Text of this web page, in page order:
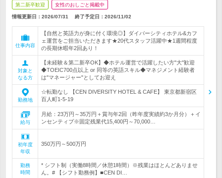
第二新卒歓迎 女性のおしごと掲載中
情報更新日：2026/07/31 終了予定日： 2026/11/02
仕事内容
【自然と英語力が身に付く環境◎】ダイバーシティホテル&カフ
ェ運営をご担当いただきます★20代スタッフ活躍中★1週間程度
の長期休暇年2回あり！
対象と
なる方
【未経験＆第二新卒OK】◆ホテル運営で活躍したい方"大"歓迎
◆TOEIC700点以上 or 同等の英語スキル◆マネジメント経験者
は"マネージャー"としてお迎え
勤務地
☆転勤なし 【CEN DIVERSITY HOTEL & CAFE】 東京都新宿区
百人町1-5-19
給与
月給：23万円～35万円＋賞与年2回（昨年度実績約3か月分）＋イ
ンセンティブ※固定残業代15,400円～70,000…
初年度
年収
350万円～500万円
勤務
時間
* シフト制（実働8時間／休憩1時間）※残業はほとんどありませ
ん。# 【シフト勤務例】■CEN DI…